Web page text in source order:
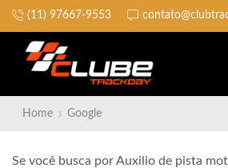
(11) 97667-9553
Faça parte da Equipe Club Trackday
Home Google
Se você busca por Auxilio de pista